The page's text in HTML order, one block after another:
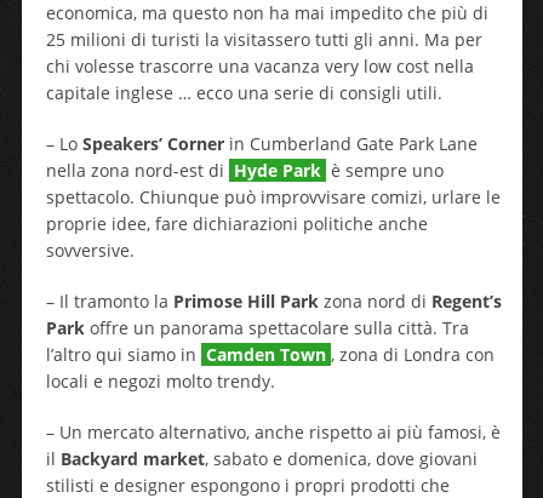
economica, ma questo non ha mai impedito che più di
25 milioni di turisti la visitassero tutti gli anni. Ma per
chi volesse trascorre una vacanza very low cost nella
capitale inglese … ecco una serie di consigli utili.
– Lo Speakers’ Cornerin Cumberland Gate Park Lane
nella zona nord-est di Hyde Park è sempre uno
spettacolo. Chiunque può improvvisare comizi, urlare le
proprie idee, fare dichiarazioni politiche anche
sovversive.
– Il tramonto la Primose Hill Parkzona nord di Regent’s
Parkoffre un panorama spettacolare sulla città. Tra
l’altro qui siamo in Camden Town , zona di Londra con
locali e negozi molto trendy.
– Un mercato alternativo, anche rispetto ai più famosi, è
il Backyard market, sabato e domenica, dove giovani
stilisti e designer espongono i propri prodotti che